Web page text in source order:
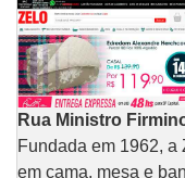
Rua Ministro
Fundada em 1962,
em cama, mesa e